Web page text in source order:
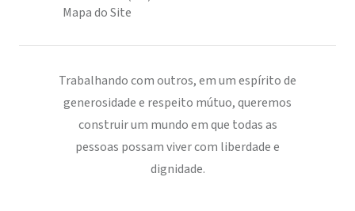
Mapa do Site
Trabalhando com outros, em um espírito de
generosidade e respeito mútuo, queremos
construir um mundo em que todas as
pessoas possam viver com liberdade e
dignidade.